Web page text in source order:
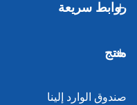
روابط سريعة
منتج
صندوق الوارد إلينا